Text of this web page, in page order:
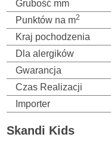
Grubość mm
Punktów na m2
Kraj pochodzenia
Dla alergików
Gwarancja
Czas Realizacji
Importer
Skandi Kids